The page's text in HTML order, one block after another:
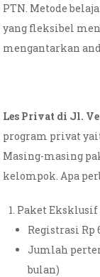
PTN. Metode
yang fleksibel
mengantarkan
Les Privat di Jl.
program privat
Masing-masing
kelompok. Apa
Paket Eksklusif
Registrasi Rp
Jumlah
bulan)